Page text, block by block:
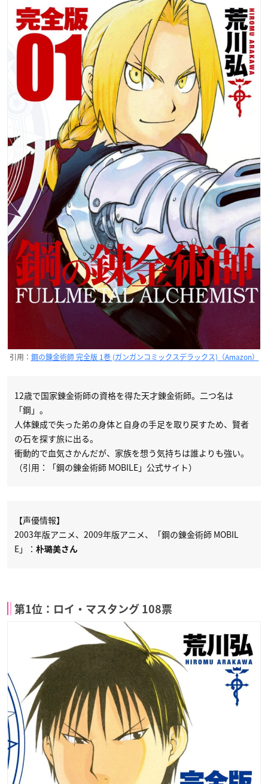
引用： 鋼の錬金術師 完全版 1巻 (ガンガンコミックスデラックス)（Amazon）
12歳で国家錬金術師の資格を得た天才錬金術師。二つ名は
「鋼」。
人体錬成で失った弟の身体と自身の手足を取り戻すため、賢者
の石を探す旅に出る。
衝動的で血気さかんだが、家族を想う気持ちは誰よりも強い。
（引用：「鋼の錬金術師 MOBILE」公式サイト）
【声優情報】
2003年版アニメ、2009年版アニメ、「鋼の錬金術師 MOBIL
E」： 朴璐美さん
第1位：ロイ・マスタング 108票